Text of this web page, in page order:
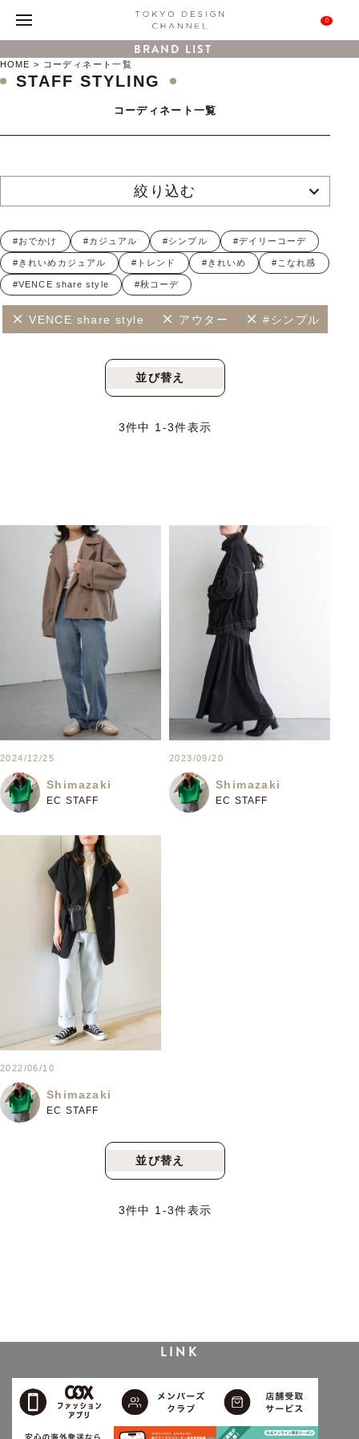
0
BRAND LIST
HOME コーディネート一覧
STAFF STYLING
コーディネート一覧
絞り込む
#おでかけ #カジュアル #シンプル #デイリーコーデ
#きれいめカジュアル #トレンド #きれいめ #こなれ感
#VENCE share style #秋コーデ
VENCE share style アウター #シンプル
並び替え
3件中 1 -3件表示
2024/12/25
Shimazaki
EC STAFF
2023/09/20
Shimazaki
EC STAFF
2022/06/10
Shimazaki
EC STAFF
並び替え
3件中 1 -3件表示
LINK